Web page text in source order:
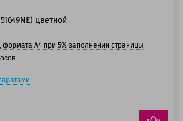
цветной
формата A4 при 5% заполнении страницы